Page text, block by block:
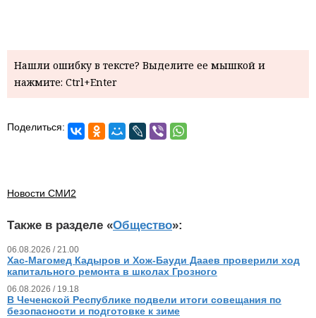
Нашли ошибку в тексте? Выделите ее мышкой и
нажмите: Ctrl+Enter
Поделиться:
Новости СМИ2
Также в разделе «Общество»:
06.08.2026 / 21.00
Хас-Магомед Кадыров и Хож-Бауди Дааев проверили ход
капитального ремонта в школах Грозного
06.08.2026 / 19.18
В Чеченской Республике подвели итоги совещания по
безопасности и подготовке к зиме